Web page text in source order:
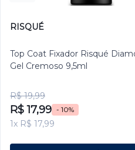
RISQUÉ
Top Coat Fixador Risqué
Gel Cremoso 9,5ml
R$ 19,99
R$ 17,99 - 10%
1x R$ 17,99